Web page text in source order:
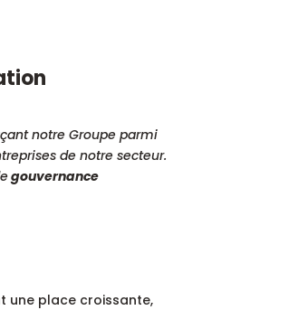
notre Groupe parmi
de notre secteur.
gouvernance
une place croissante,